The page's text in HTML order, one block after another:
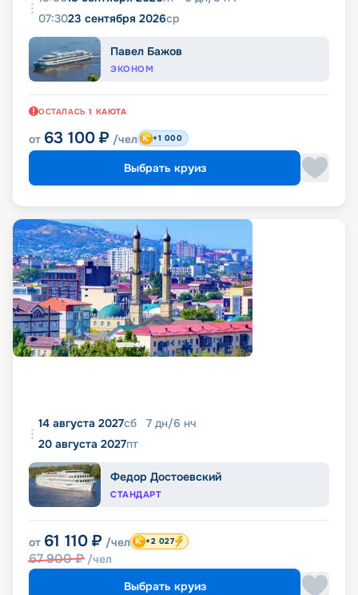
07:3023 сентября 2026ср
Павел Бажов
ЭКОНОМ
ОСТАЛАСЬ 1 КАЮТА
от 63 100 ₽ /чел +1 000
Выбрать круиз
14 августа 2027сб 7 дн/6 нч
20 августа 2027пт
Федор Достоевский
СТАНДАРТ
от 61 110 ₽ /чел
67 900₽ /чел
+2 027
Выбрать круиз